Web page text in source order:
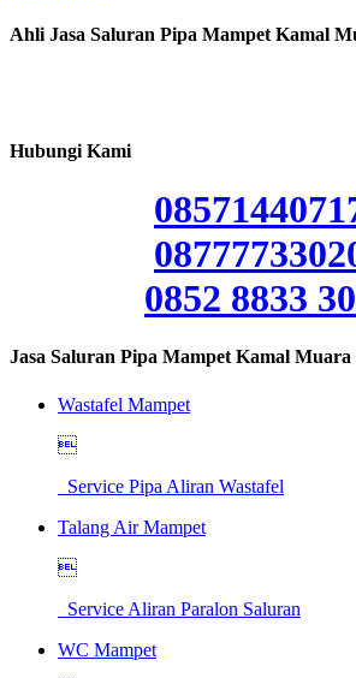
Ahli Jasa Saluran Pipa Mampet Kamal
Hubungi Kami
0852 8833
Jasa Saluran Pipa Mampet Kamal Muara
Wastafel Mampet

Service Pipa Aliran Wastafel
Talang Air Mampet

Service Aliran Paralon Saluran
WC Mampet